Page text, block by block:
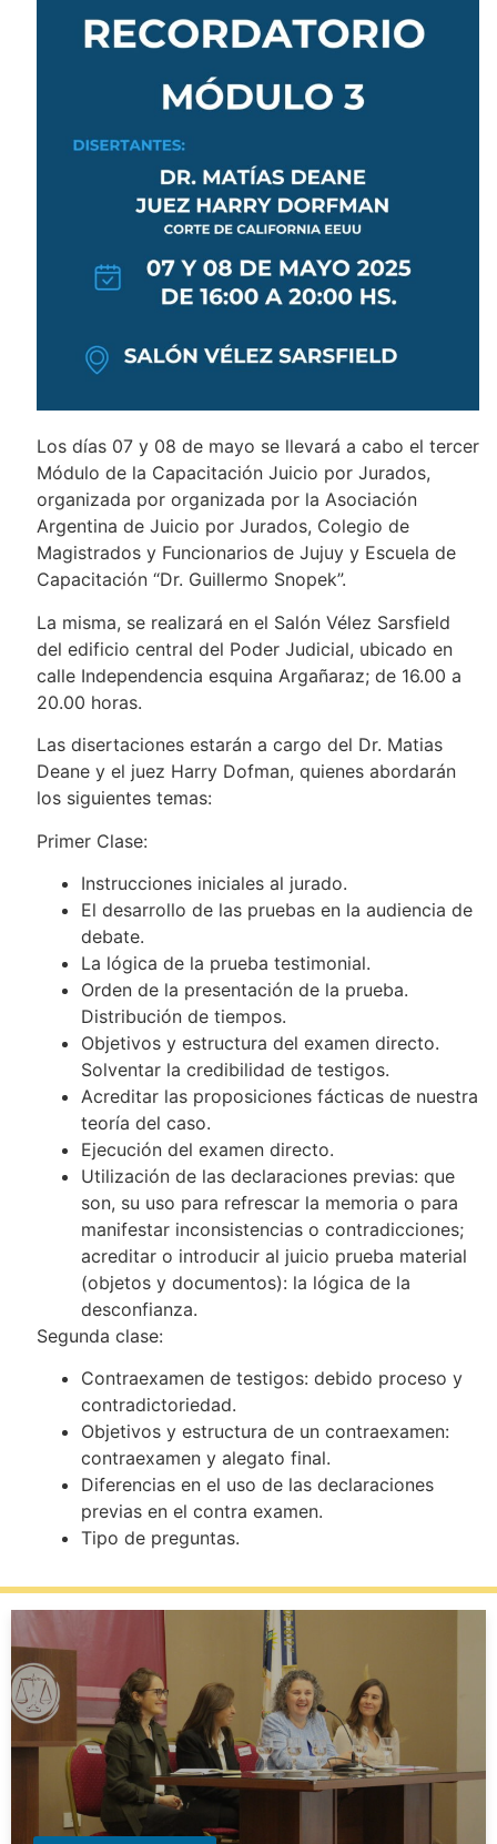
Los días 07 y 08 de mayo se llevará a cabo el tercer
Módulo de la Capacitación Juicio por Jurados,
organizada por organizada por la Asociación
Argentina de Juicio por Jurados, Colegio de
Magistrados y Funcionarios de Jujuy y Escuela de
Capacitación “Dr. Guillermo Snopek”.
La misma, se realizará en el Salón Vélez Sarsfield
del edificio central del Poder Judicial, ubicado en
calle Independencia esquina Argañaraz; de 16.00 a
20.00 horas.
Las disertaciones estarán a cargo del Dr. Matias
Deane y el juez Harry Dofman, quienes abordarán
los siguientes temas:
Primer Clase:
Instrucciones iniciales al jurado.
El desarrollo de las pruebas en la audiencia de
debate.
La lógica de la prueba testimonial.
Orden de la presentación de la prueba.
Distribución de tiempos.
Objetivos y estructura del examen directo.
Solventar la credibilidad de testigos.
Acreditar las proposiciones fácticas de nuestra
teoría del caso.
Ejecución del examen directo.
Utilización de las declaraciones previas: que
son, su uso para refrescar la memoria o para
manifestar inconsistencias o contradicciones;
acreditar o introducir al juicio prueba material
(objetos y documentos): la lógica de la
desconfianza.
Segunda clase:
Contraexamen de testigos: debido proceso y
contradictoriedad.
Objetivos y estructura de un contraexamen:
contraexamen y alegato final.
Diferencias en el uso de las declaraciones
previas en el contra examen.
Tipo de preguntas.